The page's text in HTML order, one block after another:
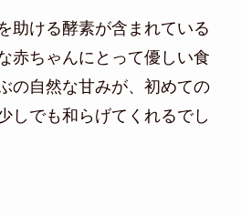
助ける酵素が含まれている
赤ちゃんにとって優しい食
の自然な甘みが、初めての
しでも和らげてくれるでし